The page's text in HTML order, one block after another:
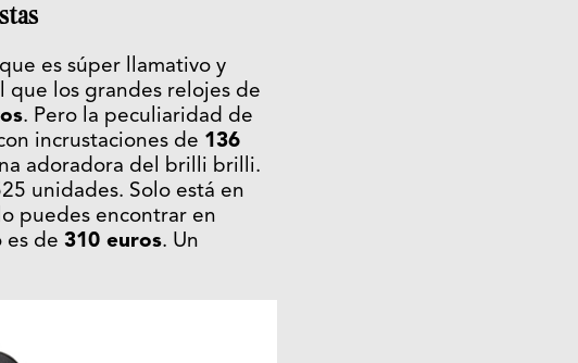
es súper llamativo y
que los grandes relojes de
. Pero la peculiaridad de
incrustaciones de 136
adoradora del brilli brilli.
unidades. Solo está en
puedes encontrar en
es de 310 euros. Un